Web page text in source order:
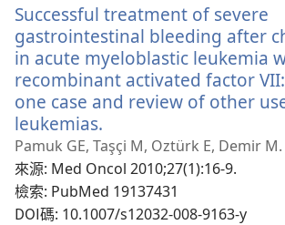
Successful treatment of severe
gastrointestinal bleeding after
in acute myeloblastic leukemia
recombinant activated factor
one case and review of other
leukemias.
啟
新
視
窗）
Pamuk GE, Taşçi M, Oztürk E, Demir M.
來源‎: Med Oncol 2010;27(1):16-9.
檢索‎: PubMed 19137431
DOI碼‎: 10.1007/s12032-008-9163-y